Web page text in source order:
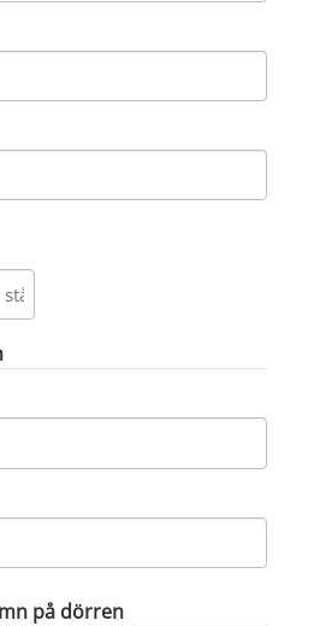
på dörren